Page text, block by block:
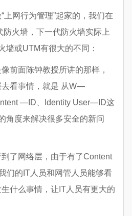
上网行为管理”起家的，我们在
火墙，下一代防火墙实际上
墙或UTM有很大的不同：
前面陈钟教授所讲的那样，
去看事情，就是 从W—
—ID、Identity User—ID这
角度来解决很多安全的新问
了网络层，由于有了Content
的IT人员和网管人员能够看
什么事情，让IT人员有更大的